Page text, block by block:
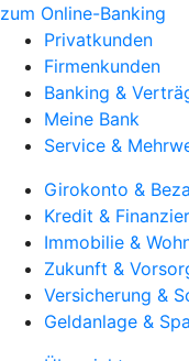
zum Online-Banking
Privatkunden
Firmenkunden
Banking &
Meine Bank
Service &
Girokonto &
Kredit &
Immobilie &
Zukunft &
Versicherung &
Geldanlage &